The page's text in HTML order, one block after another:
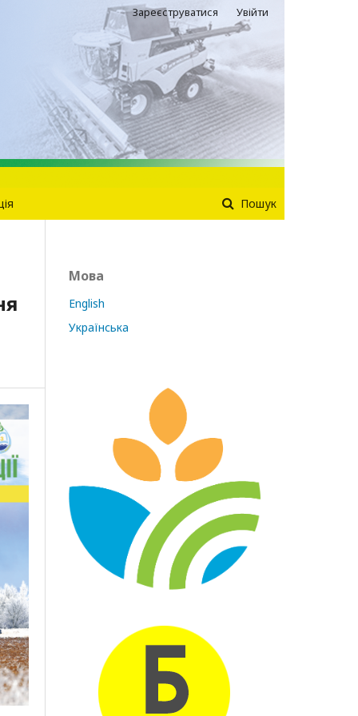
Пошук
Зареєструватися Увійти
Мова
English
Українська